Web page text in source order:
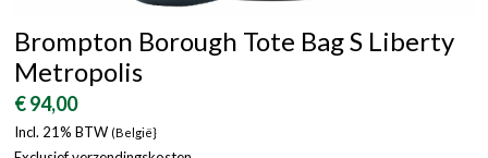
Brompton Borough Tote Bag S Liberty
Metropolis
€ 94,00
Incl. 21% BTW (België}